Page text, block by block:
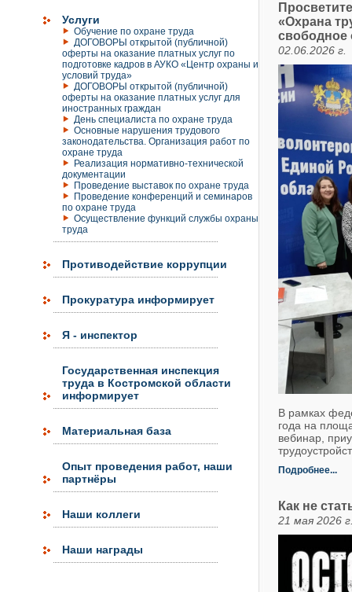
Услуги
Обучение по охране труда
ДОГОВОРЫ открытой (публичной)
оферты на оказание платных услуг по
подготовке кадров в АУКО «Центр охраны и
условий труда»
ДОГОВОРЫ открытой (публичной)
оферты на оказание платных услуг для
иностранных граждан
День специалиста по охране труда
Основные нарушения трудового
законодательства. Организация работ по
охране труда
Реализация нормативно-технической
документации
Проведение выставок по охране труда
Проведение конференций и семинаров
по охране труда
Осуществление функций службы охраны
труда
Противодействие коррупции
Прокуратура информирует
Я - инспектор
Государственная инспекция
труда в Костромской области
информирует
Материальная база
Опыт проведения работ, наши
партнёры
Наши коллеги
Наши награды
«Охрана
свободное
02.06.2026 г.
В рамках
года на
вебинар,
Подробнее...
Как не
21 мая 2026